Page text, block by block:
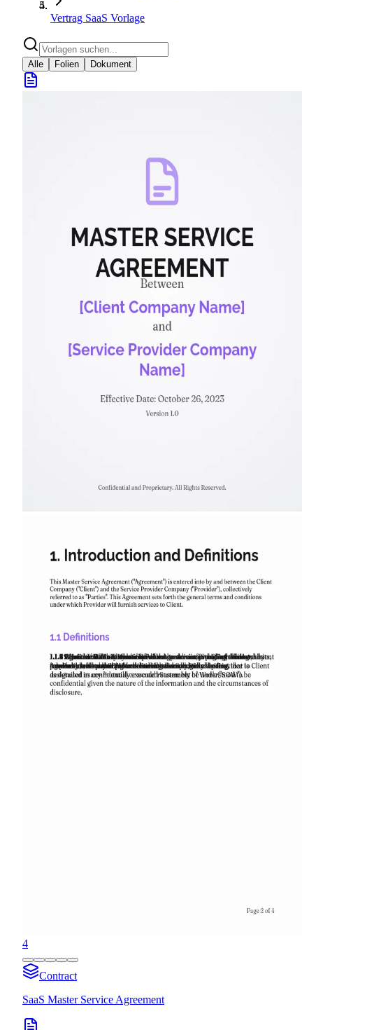
Vertrag SaaS Vorlage
Alle Folien Dokument
4
Contract
SaaS Master Service Agreement